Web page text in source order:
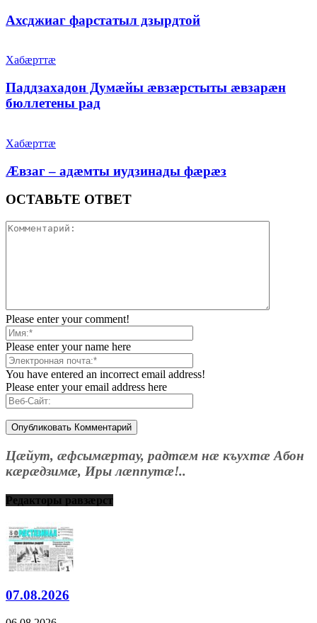
Ахсджиаг фарстатыл дзырдтой
Хабæрттæ
Паддзахадон Думæйы æвзæрстыты æвзарæн
бюллетены рад
Хабæрттæ
Æвзаг – адæмты иудзинады фæрæз
ОСТАВЬТЕ ОТВЕТ
Please enter your comment!
Please enter your name here
You have entered an incorrect email address!
Please enter your email address here
Цæйут, æфсымæртау, радтæм нæ къухтæ Абон
кæрæдзимæ, Иры лæппутæ!..
Редакторы равзæрст
07.08.2026